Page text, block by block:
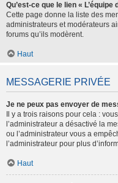
Qu’est-ce que le lien « L’équipe
Cette page donne la liste des
administrateurs et modérateurs
forums qu’ils modèrent.
Haut
MESSAGERIE PRIVÉE
Je ne peux pas envoyer de
Il y a trois raisons pour cela :
l’administrateur a désactivé la
ou l’administrateur vous a
l’administrateur pour plus
Haut